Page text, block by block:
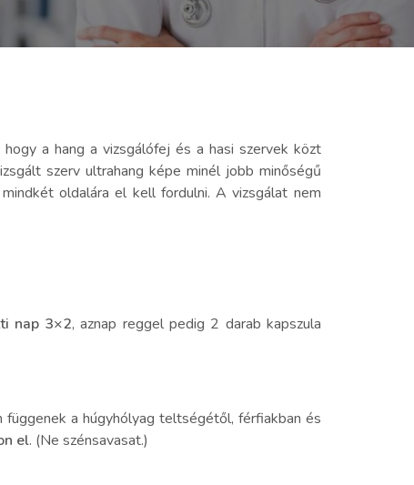
a hang a vizsgálófej és a hasi szervek közt
szerv ultrahang képe minél jobb minőségű
oldalára el kell fordulni. A vizsgálat nem
nap 3×2, aznap reggel pedig 2 darab kapszula
függenek a húgyhólyag teltségétől, férfiakban és
el. (Ne szénsavasat.)